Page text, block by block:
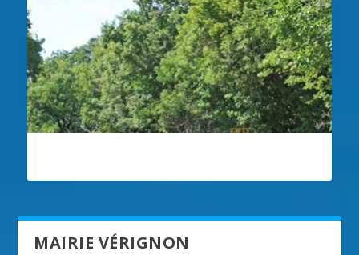
MAIRIE VÉRIGNON